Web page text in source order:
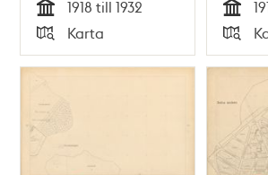
Tid
1918 till 1932
Typ
Karta Tid
Typ